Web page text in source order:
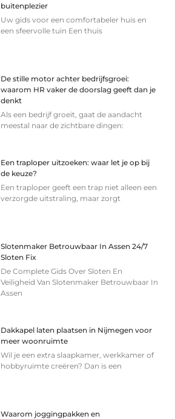
buitenplezier
Uw gids voor een comfortabeler huis en
een sfeervolle tuin Een thuis
De stille motor achter bedrijfsgroei:
waarom HR vaker de doorslag geeft dan je
denkt
Als een bedrijf groeit, gaat de aandacht
meestal naar de zichtbare dingen:
Een traploper uitzoeken: waar let je op bij
de keuze?
Een traploper geeft een trap niet alleen een
verzorgde uitstraling, maar zorgt
Slotenmaker Betrouwbaar In Assen 24/7
Sloten Fix
De Complete Gids Over Sloten En
Veiligheid Van Slotenmaker Betrouwbaar In
Assen
Dakkapel laten plaatsen in Nijmegen voor
meer woonruimte
Wil je een extra slaapkamer, werkkamer of
hobbyruimte creëren? Dan is een
Waarom joggingpakken en